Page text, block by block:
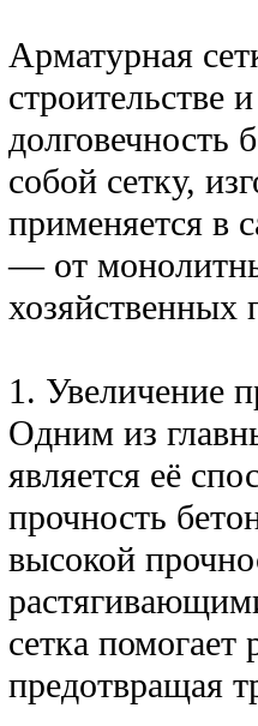
Арматурная
строительстве
долговечность
собой сетку,
применяется в
— от
хозяйственных
1. Увеличение
Одним из
является её
прочность
высокой
сетка помогает
предотвращая